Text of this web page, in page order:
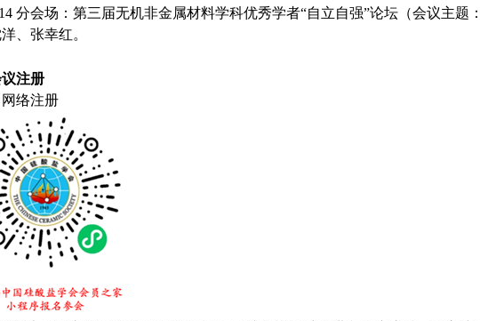
分会场：第三届无机非金属材料学科优秀学者“自立自强”论坛（会议主题
、张幸红。
注册
网络注册